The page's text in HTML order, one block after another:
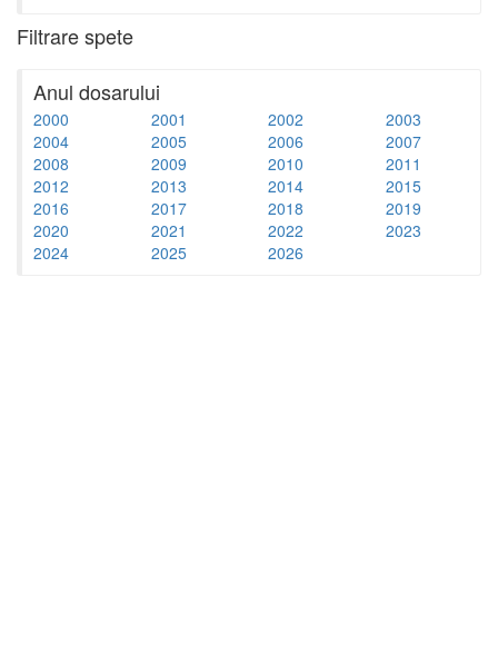
Filtrare spete
Anul dosarului
2000 2001 2002
2003
2004
2005 2006
2007
2008
2009 2010
2011
2012
2013 2014
2015
2016
2017 2018
2019
2020
2021 2022
2023
2024
2025 2026